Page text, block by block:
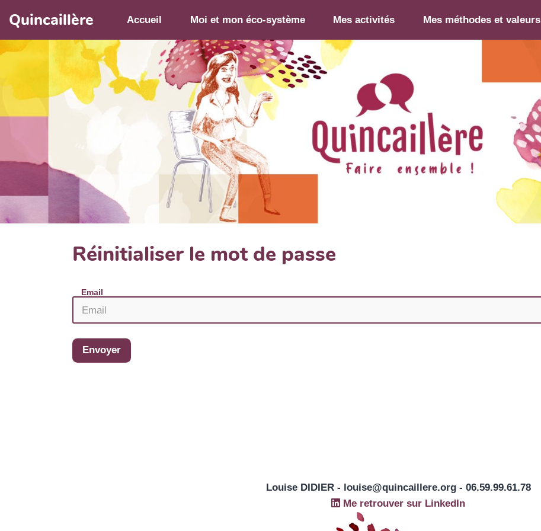
Aller au contenu principal
Quincaillère Accueil Moi et mon éco-système Mes activités Mes méthodes et valeurs
Réinitialiser le mot de passe
Email
Envoyer
Louise DIDIER - louise@quincaillere.org - 06.59.99.61.78
Me retrouver sur LinkedIn